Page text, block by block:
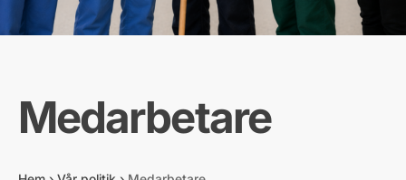
Medarbetare